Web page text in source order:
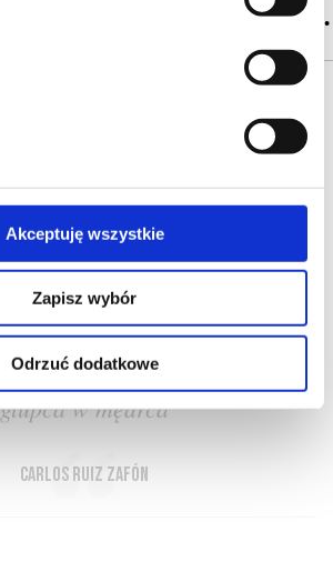
Akceptuję wszystkie
Zapisz wybór
Odrzuć dodatkowe
ONLINE PRODUCENCI
SŁOWNIK
mędrca w głupca, a
głupca w mędrca
Carlos Ruiz Zafón